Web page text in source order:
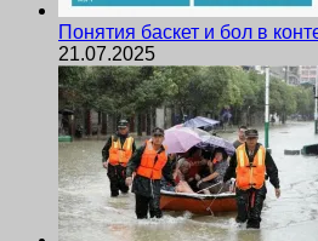
Понятия баскет и бол в
21.07.2025